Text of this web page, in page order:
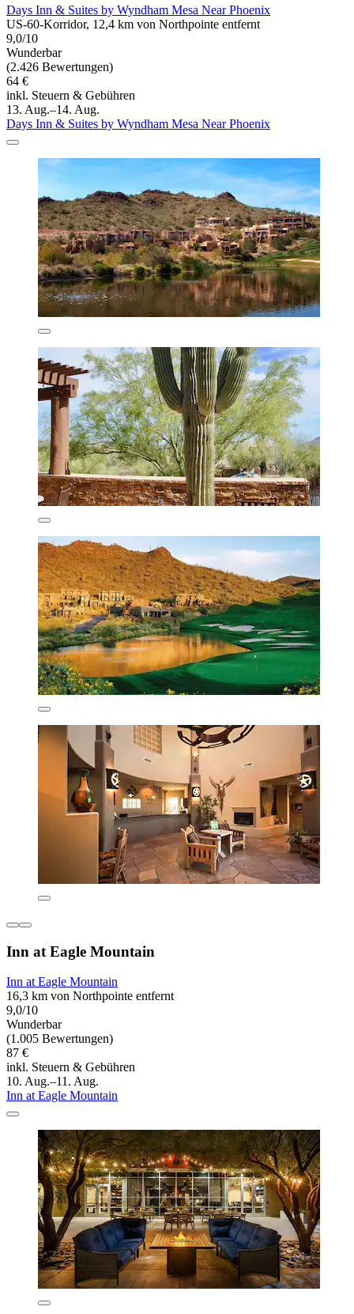
Days Inn & Suites by Wyndham Mesa Near Phoenix
US-60-Korridor, 12,4 km von Northpointe entfernt
9,0/10
Wunderbar
(2.426 Bewertungen)
64 €
inkl. Steuern & Gebühren
13. Aug.–14. Aug.
Days Inn & Suites by Wyndham Mesa Near Phoenix
Inn at Eagle Mountain
Inn at Eagle Mountain
16,3 km von Northpointe entfernt
9,0/10
Wunderbar
(1.005 Bewertungen)
87 €
inkl. Steuern & Gebühren
10. Aug.–11. Aug.
Inn at Eagle Mountain